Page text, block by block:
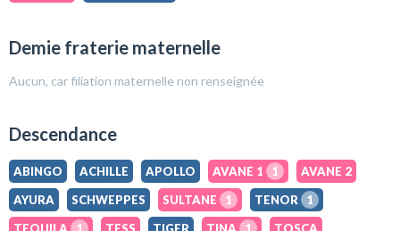
Demie fraterie maternelle
Aucun, car filiation maternelle non renseignée
Descendance
ABINGO ACHILLE APOLLO AVANE 1 1
AVANE 2
AYURA
SCHWEPPES SULTANE 1 TENOR
1